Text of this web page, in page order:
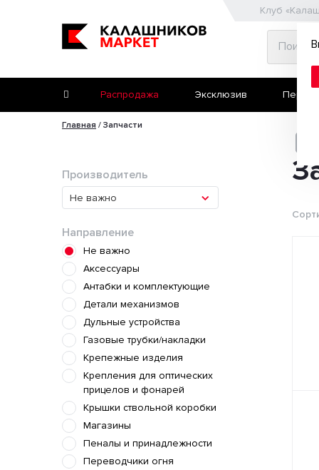
Клуб
Распродажа Эксклюзив
Второе ружьё
Главная / Запчасти
Производитель
Не важно
Направление
Не важно
Аксессуары
Антабки и комплектующие
Детали механизмов
Дульные устройства
Газовые трубки/накладки
Крепежные изделия
Крепления для оптических
прицелов и фонарей
Крышки ствольной коробки
Магазины
Пеналы и принадлежности
Переводчики огня